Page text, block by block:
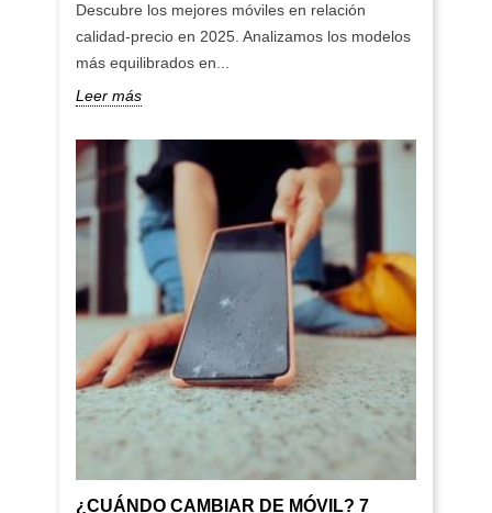
Descubre los mejores móviles en relación
calidad-precio en 2025. Analizamos los modelos
más equilibrados en...
Leer más
¿CUÁNDO CAMBIAR DE MÓVIL? 7